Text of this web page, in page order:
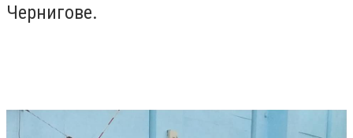
Чернигове.